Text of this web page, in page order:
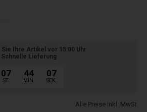
Ihre Artikel vor 15:00 Uhr
Schnelle Lieferung
07
ST.
44
MIN.
07
SEK.
Alle Preise inkl. MwSt